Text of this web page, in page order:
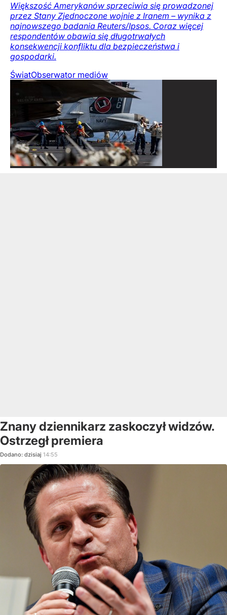
Większość Amerykanów sprzeciwia się prowadzonej
przez Stany Zjednoczone wojnie z Iranem – wynika z
najnowszego badania Reuters/Ipsos. Coraz więcej
respondentów obawia się długotrwałych
konsekwencji konfliktu dla bezpieczeństwa i
gospodarki.
ŚwiatObserwator mediów
Znany dziennikarz zaskoczył widzów.
Ostrzegł premiera
Dodano: dzisiaj 14:55